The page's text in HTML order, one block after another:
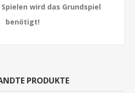
Spielen wird das Grundspiel
benötigt!
PRODUKTE